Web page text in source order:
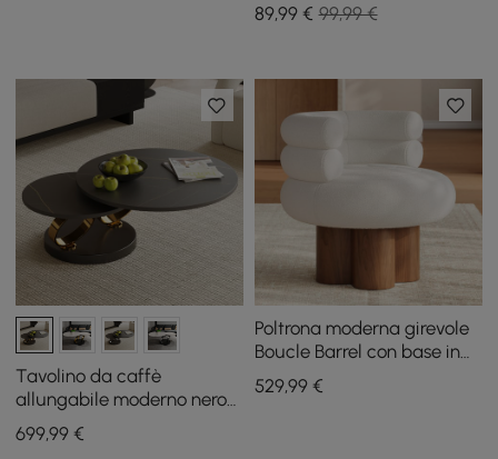
89,99€ 99,99 €
Tavolino da caffè
allungabile moderno nero
con piedistallo in metallo a
forma di anello
699,99 €
Poltrona moderna girevole
Boucle Barrel con base in
legno massello
529,99€